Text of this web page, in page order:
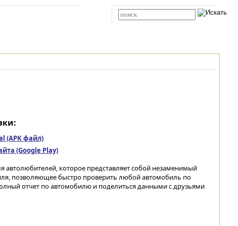
(APK файл)
(Google Play)
автолюбителей, которое представляет собой незаменимый
позволяющее быстро проверить любой автомобиль по
отчет по автомобилю и поделиться данными с друзьями